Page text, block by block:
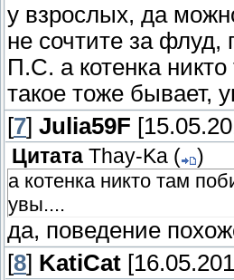
у взрослых, да
не сочтите за
П.С. а котенка
такое тоже бывает,
[7] Julia59F
Цитата Thay-Ka (
)
а котенка никто там
увы....
да, поведение
[8] KatiCat